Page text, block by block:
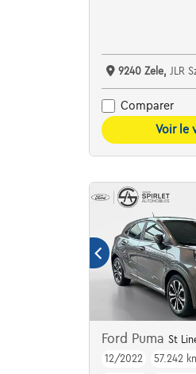
9240 Zele, JLR
Comparer
Voir le
Ford Puma St
12/2022
57.242